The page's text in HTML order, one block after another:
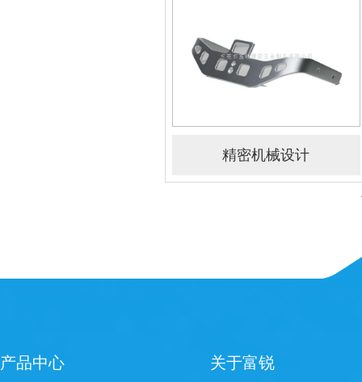
精密机械设计
产品中心 关于富锐